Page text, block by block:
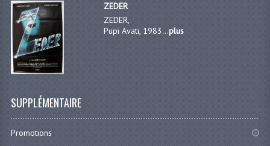
ZEDER
ZEDER,
Pupi Avati, 1983...plus
SUPPLÉMENTAIRE
Promotions